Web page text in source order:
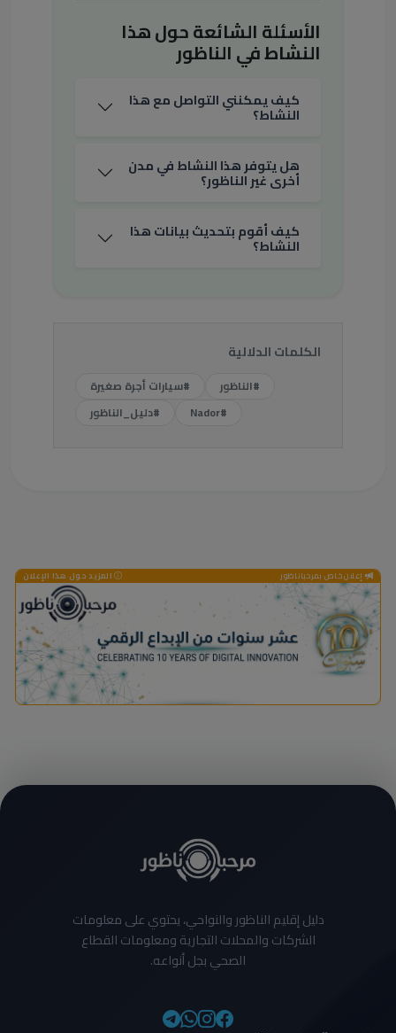
الأسئلة الشائعة حول هذا
النشاط في الناظور
كيف يمكنني التواصل مع هذا
النشاط؟
هل يتوفر هذا النشاط في مدن
أخرى غير الناظور؟
كيف أقوم بتحديث بيانات هذا
النشاط؟
الكلمات الدلالية
#الناظور
#سيارات أجرة صغيرة
#Nador
#دليل_الناظور
إعلان خاص بمرحباناظور المزيد حول هذا الإعلان
دليل إقليم الناظور والنواحي، يحتوي على معلومات
الشركات والمحلات التجارية ومعلومات القطاع
الصحي بجل أنواعه.